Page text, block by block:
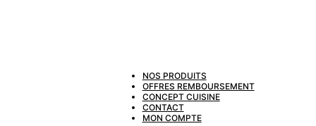
NOS PRODUITS
OFFRES REMBOURSEMENT
CONCEPT CUISINE
CONTACT
MON COMPTE